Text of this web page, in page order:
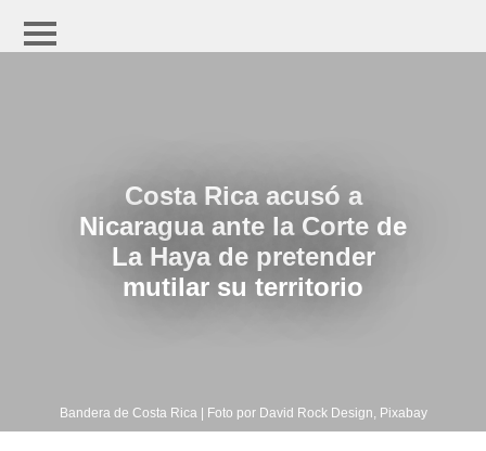
Costa Rica acusó a
Nicaragua ante la Corte de
La Haya de pretender
mutilar su territorio
Bandera de Costa Rica | Foto por David Rock Design, Pixabay